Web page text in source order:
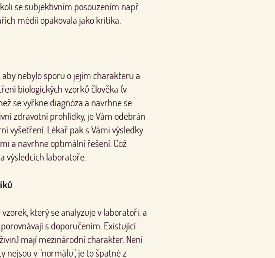
se subjektivním posouzením např.
médií opakovala jako kritika.
nebylo sporu o jejím charakteru a
biologických vzorků člověka (v
se vyřkne diagnóza a navrhne se
zdravotní prohlídky, je Vám odebrán
vyšetření. Lékař pak s Vámi výsledky
a navrhne optimální řešení. Což
výsledcích laboratoře.
který se analyzuje v laboratoři, a
s doporučením. Existující
mají mezinárodní charakter. Není
nejsou v "normálu", je to špatné z